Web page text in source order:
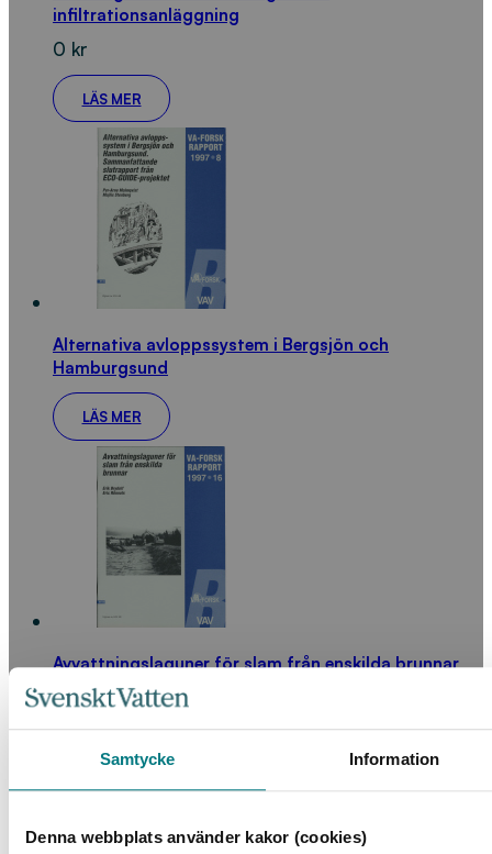
Samtycke Information
Denna webbplats använder kakor (cookies)
infiltrationsanläggning
0 kr
LÄS MER
Alternativa avloppssystem i Bergsjön och
Hamburgsund
LÄS MER
Avvattningslaguner för slam från enskilda brunnar
LÄS MER